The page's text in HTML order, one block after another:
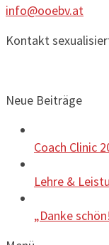
info@ooebv.at
Kontakt
Neue Beiträge
Coach Clinic
Lehre &
„Danke